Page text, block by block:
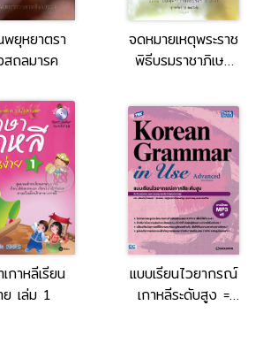
ยุหยาตรา
สถลมารค
จดหมายเหตุพระราช
พิธีบรมราชาภิเษก
เล่ม 2
กาหลีเรียน
ย เล่ม 1
แบบเรียนไวยากรณ์
เกาหลีระดับสูง =